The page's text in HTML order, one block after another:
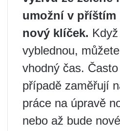
umožní v
nový klíček.
vyblednou,
vhodný čas.
případě zaměřují
práce na úpravě
nebo až bude